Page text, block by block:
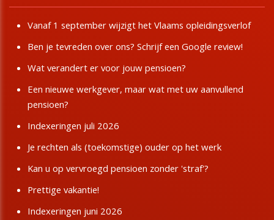
Vanaf 1 september wijzigt het Vlaams opleidingsverlof
Ben je tevreden over ons? Schrijf een Google review!
Wat verandert er voor jouw pensioen?
Een nieuwe werkgever, maar wat met uw aanvullend
pensioen?
Indexeringen juli 2026
Je rechten als (toekomstige) ouder op het werk
Kan u op vervroegd pensioen zonder 'straf'?
Prettige vakantie!
Indexeringen juni 2026